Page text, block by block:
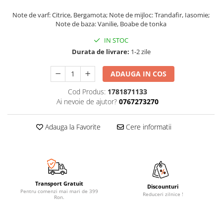
Note de varf: Citrice, Bergamota; Note de mijloc: Trandafir, Iasomie;
Note de baza: Vanilie, Boabe de tonka
IN STOC
Durata de livrare: 1-2 zile
ADAUGA IN COS
Cod Produs: 1781871133
Ai nevoie de ajutor? 0767273270
Adauga la Favorite Cere informatii
Transport Gratuit
Pentru comenzi mai mari de 399
Ron.
Discounturi
Reduceri zilnice !